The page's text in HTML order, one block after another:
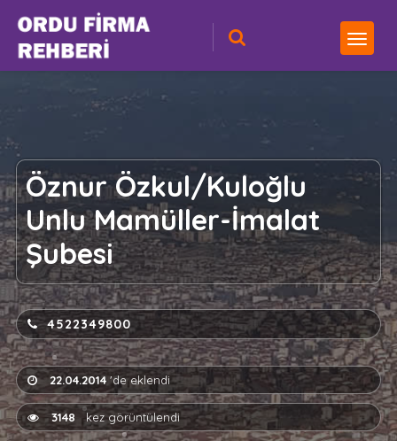
Öznur Özkul/Kuloğlu
Unlu Mamüller-İmalat
Şubesi
4522349800
22.04.2014'de eklendi
3148 kez görüntülendi